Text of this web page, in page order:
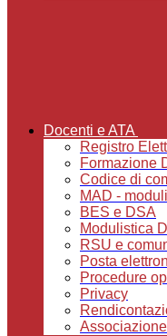
Docenti e ATA
Registro
Formazione
Codice di
MAD -
BES e DSA
Modulistica
RSU e
Posta
Procedure
Privacy